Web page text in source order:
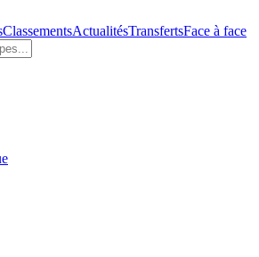
ClassementsActualitésTransfertsFace à face